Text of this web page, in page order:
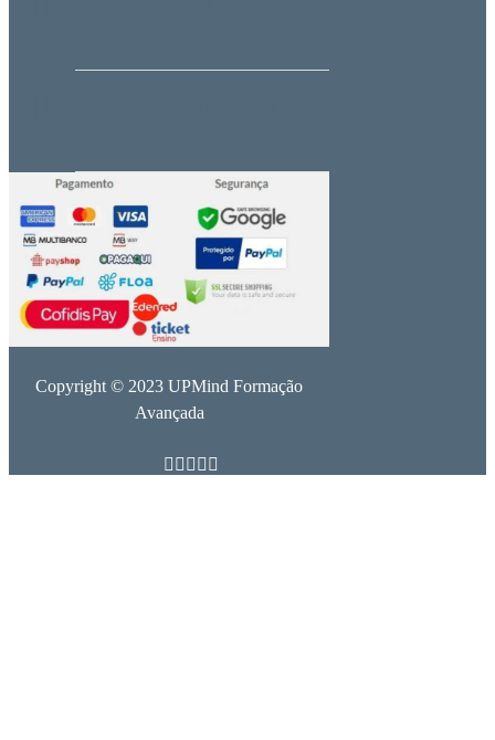
Copyright © 2023 UPMind Formação
Avançada